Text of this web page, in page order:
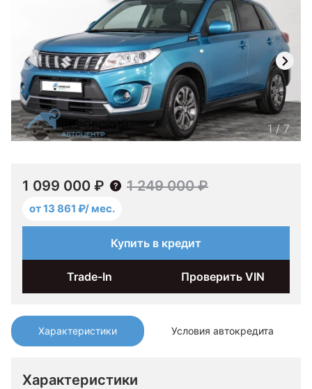
Характеристики Условия автокредита
Характеристики
1/7
1 099 000 ₽ 1 249 000 ₽
от 13 861 ₽/ мес.
Купить в кредит
Trade-In Проверить VIN